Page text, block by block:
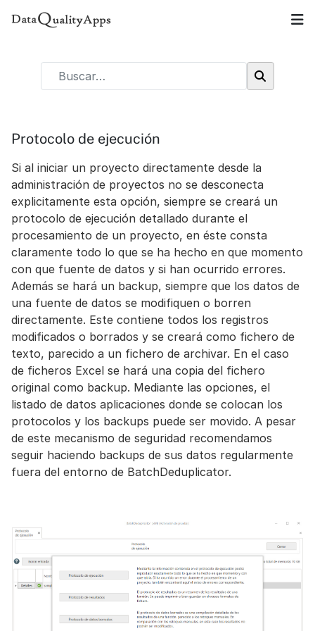
Protocolo de ejecución
Si al iniciar un proyecto directamente desde la
administración de proyectos no se desconecta
explicitamente esta opción, siempre se creará un
protocolo de ejecución detallado durante el
procesamiento de un proyecto, en éste consta
claramente todo lo que se ha hecho en que momento
con que fuente de datos y si han ocurrido errores.
Además se hará un backup, siempre que los datos de
una fuente de datos se modifiquen o borren
directamente. Este contiene todos los registros
modificados o borrados y se creará como fichero de
texto, parecido a un fichero de archivar. En el caso
de ficheros Excel se hará una copia del fichero
original como backup. Mediante las opciones, el
listado de datos aplicaciones donde se colocan los
protocolos y los backups puede ser movido. A pesar
de este mecanismo de seguridad recomendamos
seguir haciendo backups de sus datos regularmente
fuera del entorno de BatchDeduplicator.